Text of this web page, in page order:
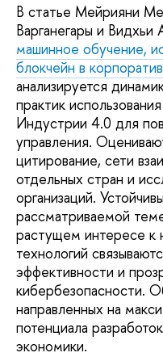
В статье Мейрияни
Варганегары и Видхьи
машинное обучение,
блокчейн в
анализируется
практик
Индустрии 4.0 для
управления.
цитирование, сети
отдельных стран и
организаций.
рассматриваемой
растущем интересе к
технологий
эффективности и
кибербезопасности.
направленных на
потенциала
экономики.